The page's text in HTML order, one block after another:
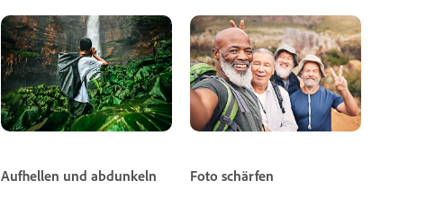
Aufhellen und abdunkeln Foto schärfen